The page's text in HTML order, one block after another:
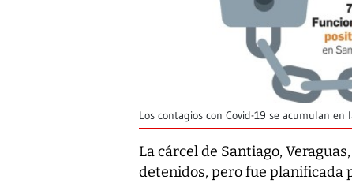
Los contagios con Covid-19 se acumulan en
La cárcel de Santiago,
detenidos, pero fue planificada